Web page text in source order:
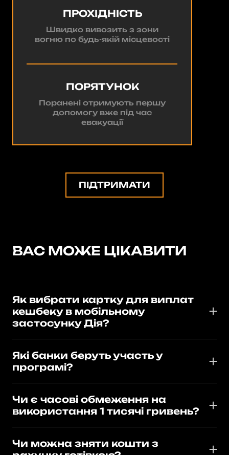
Швидко вивозить з зони
вогню по будь-якій місцевості
Поранені отримують першу
допомогу вже під час
евакуації
ПОРЯТУНОК
ПРОХІДНІСТЬ
ПІДТРИМАТИ
ВАС МОЖЕ ЦІКАВИТИ
Як вибрати картку для виплат
кешбеку в мобільному
застосунку Дія?
натиснути "Вибрати картку для виплат" і
підключити існуючу картку або створити нову в
одному з банків-партнерів.
Які банки беруть участь у
програмі?
Банк, ПУМБ, Sense Bank, УКРСИББАНК, УКРГАЗБАНК,
БАНК ГЛОБУС, Акордбанк, БАНК КРЕДИТ ДНІПРО,
Банк «КЛІРИНГОВИЙ ДІМ».
Чи є часові обмеження на
використання 1 тисячі гривень?
Чи можна зняти кошти з